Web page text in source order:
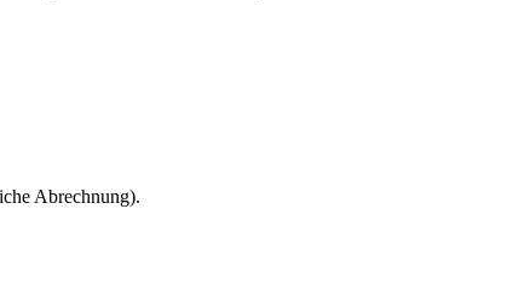
Abrechnung).